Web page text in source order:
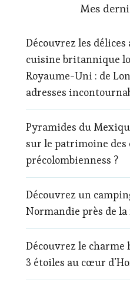
Mes
Découvrez les délices
cuisine britannique
Royaume-Uni : de
adresses
Pyramides du
sur le patrimoine
précolombienness ?
Découvrez un
Normandie près de la
Découvrez le
3 étoiles au cœur